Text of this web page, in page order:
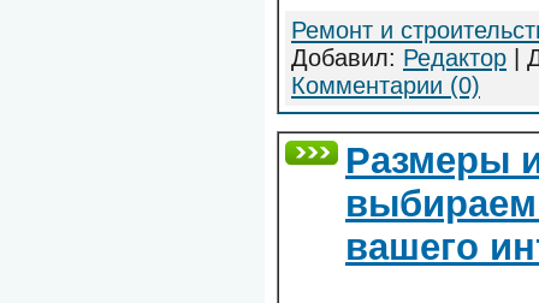
Ремонт и
Добавил: Редактор |
Комментарии (0)
Размеры
вашего